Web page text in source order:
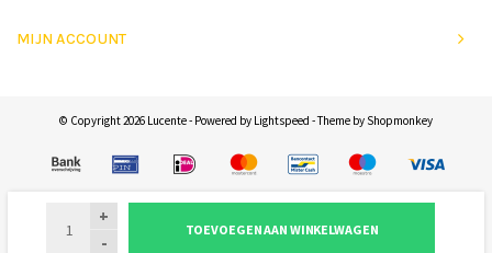
+
-
TOEVOEGEN AAN WINKELWAGEN
MIJN ACCOUNT
© Copyright 2026 Lucente - Powered by Lightspeed - Theme by Shopmonkey